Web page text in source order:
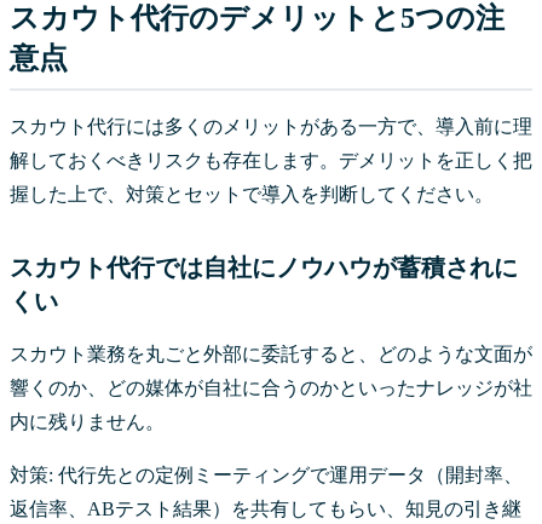
スカウト代行のデメリットと5つの注
意点
スカウト代行には多くのメリットがある一方で、導入前に理
解しておくべきリスクも存在します。デメリットを正しく把
握した上で、対策とセットで導入を判断してください。
スカウト代行では自社にノウハウが蓄積されに
くい
スカウト業務を丸ごと外部に委託すると、どのような文面が
響くのか、どの媒体が自社に合うのかといったナレッジが社
内に残りません。
対策: 代行先との定例ミーティングで運用データ（開封率、
返信率、ABテスト結果）を共有してもらい、知見の引き継